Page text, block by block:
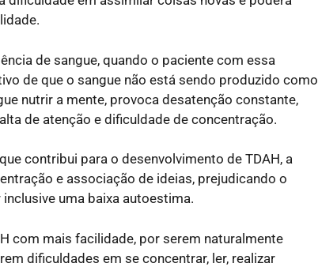
de sangue, quando o paciente com essa
de que o sangue não está sendo produzido como
nutrir a mente, provoca desatenção constante,
de atenção e dificuldade de concentração.
contribui para o desenvolvimento de TDAH, a
e associação de ideias, prejudicando o
uma baixa autoestima.
com mais facilidade, por serem naturalmente
dificuldades em se concentrar, ler, realizar